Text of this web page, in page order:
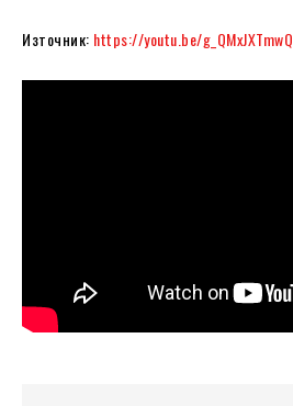
Източник: https://youtu.be/g_QMxJXTmwQ